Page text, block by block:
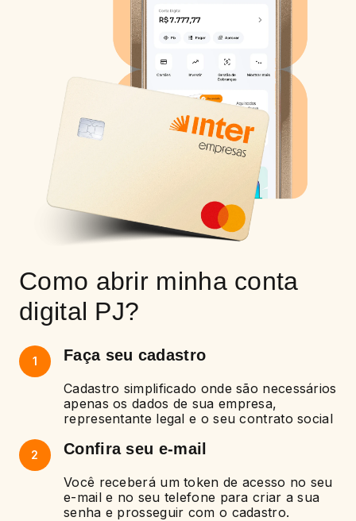
Como abrir minha conta
digital PJ?
1 Faça seu cadastro
Cadastro simplificado onde são necessários
apenas os dados de sua empresa,
representante legal e o seu contrato social
2 Confira seu e-mail
Você receberá um token de acesso no seu
e-mail e no seu telefone para criar a sua
senha e prosseguir com o cadastro.